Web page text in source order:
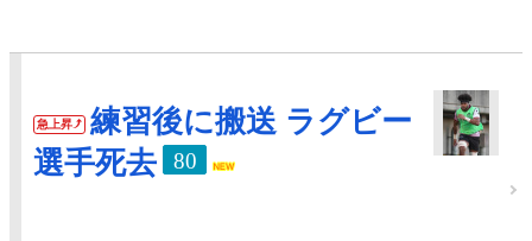
急上昇
練習後に搬送 ラグビー
選手死去
80